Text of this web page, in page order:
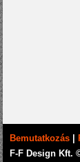
Bemutatkozás
F-F Design Kft.